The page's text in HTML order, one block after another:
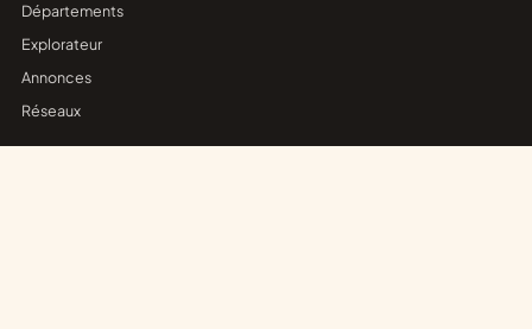
Départements
Explorateur
Annonces
Réseaux